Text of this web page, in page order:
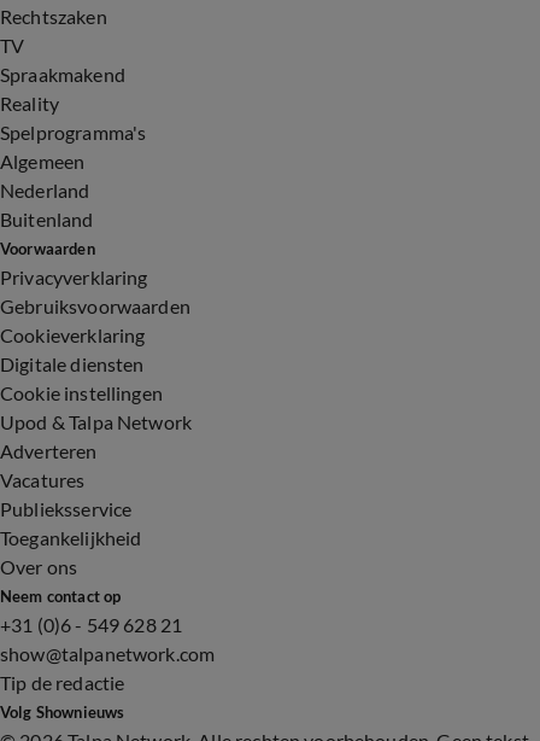
Rechtszaken
TV
Spraakmakend
Reality
Spelprogramma's
Algemeen
Nederland
Buitenland
Voorwaarden
Privacyverklaring
Gebruiksvoorwaarden
Cookieverklaring
Digitale diensten
Cookie instellingen
Upod & Talpa Network
Adverteren
Vacatures
Publieksservice
Toegankelijkheid
Over ons
Neem contact op
+31 (0)6 - 549 628 21
show@talpanetwork.com
Tip de redactie
Volg Shownieuws